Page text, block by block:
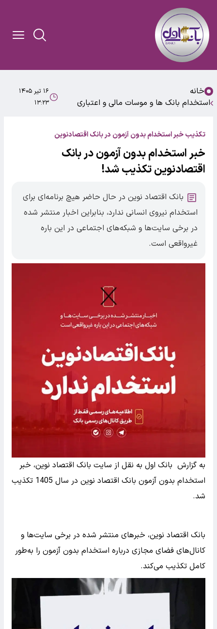
خانه
استخدام بانک ها و موسات مالی و اعتباری
۱۶ تیر ۱۴۰۵
۱۳:۲۳
تکذیب خبر استخدام بدون آزمون در بانک اقتصادنوین
خبر استخدام بدون آزمون در بانک
اقتصادنوین تکذیب شد!
بانک اقتصاد نوین در حال حاضر هیچ برنامه‌ای برای
استخدام نیروی انسانی ندارد، بنابراین اخبار منتشر شده
در برخی سایت‌ها و شبکه‌های اجتماعی در این باره
غیرواقعی است.
به گزارش بانک اول به نقل از سایت بانک اقتصاد نوین، خبر
استخدام بدون آزمون بانک اقتصاد نوین در سال 1405 تکذیب
شد.
بانک اقتصاد نوین، خبرهای منتشر شده در برخی سایت‌ها و
کانال‌های فضای مجازی درباره استخدام بدون آزمون را به‌طور
کامل تکذیب می‌کند.